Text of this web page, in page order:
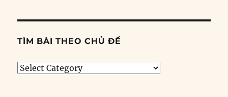
TÌM BÀI THEO CHỦ ĐỀ
Tìm